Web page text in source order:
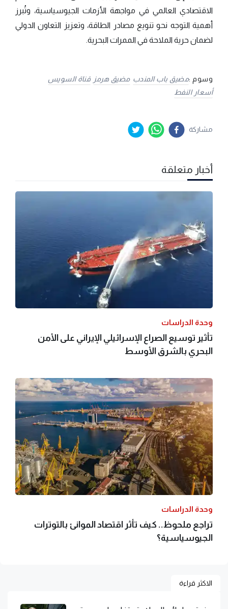
الاقتصادي العالمي في مواجهة الأزمات الجيوسياسية، وتُبرز
أهمية التوجه نحو تنويع مصادر الطاقة، وتعزيز التعاون الدولي
لضمان حرية الملاحة في الممرات البحرية.
وسوم :مضيق باب المندب مضيق هرمز قناة السويس
أسعار النفط
مشاركة
أخبار متعلقة
وحدة الدراسات
تأثير توسيع الصراع الإسرائيلي الإيراني على الأمن
البحري بالشرق الأوسط
وحدة الدراسات
تراجع ملحوظ.. كيف تأثر اقتصاد الموانئ بالتوترات
الجيوسياسية؟
الاكثر قراءة